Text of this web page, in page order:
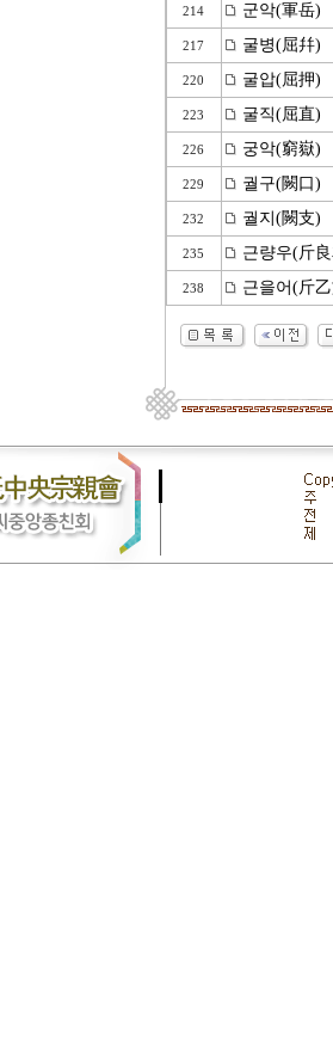
214 군악(軍岳)
217 굴병(屈幷)
220 굴압(屈押)
223 굴직(屈直)
226 궁악(窮嶽)
229 궐구(闕口)
232 궐지(闕支)
235 근량우(斤
238 근을어(斤